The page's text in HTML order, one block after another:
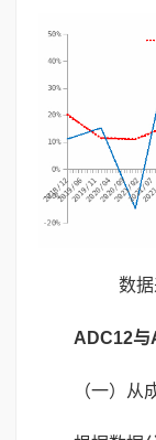
数
ADC12与
（一）从